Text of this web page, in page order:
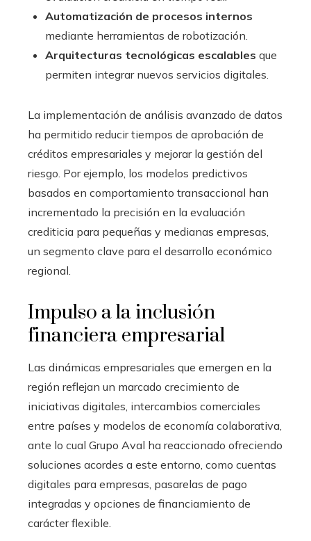
Automatización de procesos internos
mediante herramientas de robotización.
Arquitecturas tecnológicas escalables que
permiten integrar nuevos servicios digitales.
La implementación de análisis avanzado de datos
ha permitido reducir tiempos de aprobación de
créditos empresariales y mejorar la gestión del
riesgo. Por ejemplo, los modelos predictivos
basados en comportamiento transaccional han
incrementado la precisión en la evaluación
crediticia para pequeñas y medianas empresas,
un segmento clave para el desarrollo económico
regional.
Impulso a la inclusión
financiera empresarial
Las dinámicas empresariales que emergen en la
región reflejan un marcado crecimiento de
iniciativas digitales, intercambios comerciales
entre países y modelos de economía colaborativa,
ante lo cual Grupo Aval ha reaccionado ofreciendo
soluciones acordes a este entorno, como cuentas
digitales para empresas, pasarelas de pago
integradas y opciones de financiamiento de
carácter flexible.